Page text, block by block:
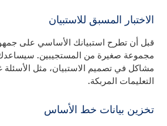
الاختبار المسبق للاستبيان
قبل أن تطرح استبيانك الأساسي على
مجموعة صغيرة من المستجيبين.
مشاكل في تصميم الاستبيان، مثل الأسئلة
التعليمات المربكة.
تخزين بيانات خط الأساس